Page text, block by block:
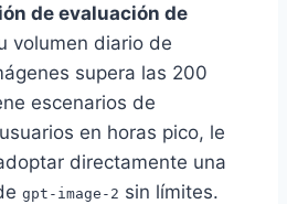
de evaluación de
volumen diario de
supera las 200
escenarios de
en horas pico, le
directamente una
gpt-image-2 sin límites.